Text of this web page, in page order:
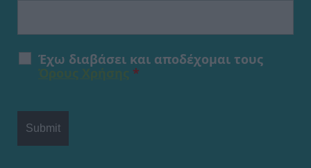
Έχω διαβάσει και αποδέχομαι τους
*